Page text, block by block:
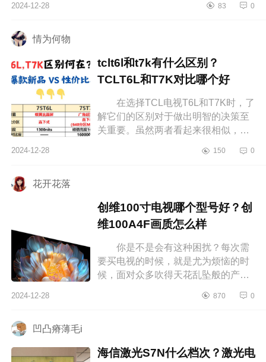
应该如何选 tcl85Q9K属于什么档
2024-12-28 83 0
情为何物
tclt6l和t7k有什么区别？
TCLT6L和T7K对比哪个好
在选择TCL电视T6L和T7K时，了
解它们的区别对于做出明智的决策至
关重要。虽然两者看起来很相似，但
会影响你最终的使用体验。下面小编
2024-12-28 150 0
花开花落
创维100寸电视哪个型号好？创
维100A4F画质怎么样
你是不是会有这种困扰？每次需
要买电视的时候，就是尤为烦恼的时
候，面对众多吹得天花乱坠般的产
容易让人犯难，想着会不会还有更划
2024-12-28 870 0
凹凸瘠薄毛i
海信激光S7N什么档次？激光电